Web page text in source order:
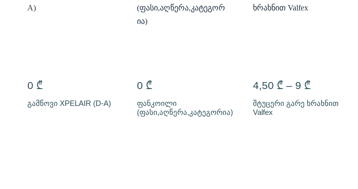
0 ₾
გამწოვი XPELAIR (D-A)
0 ₾
ფანკოილი
(ფასი,აღწერა,კატეგორია)
4,50 ₾ – 9 ₾
შტუცერი გარე ხრახნით
Valfex